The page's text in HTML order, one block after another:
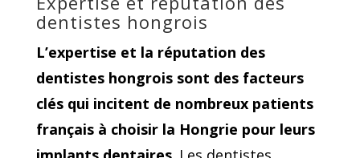
dentistes hongrois
L’expertise et la réputation des
dentistes hongrois sont des facteurs
clés qui incitent de nombreux patients
français à choisir la Hongrie pour leurs